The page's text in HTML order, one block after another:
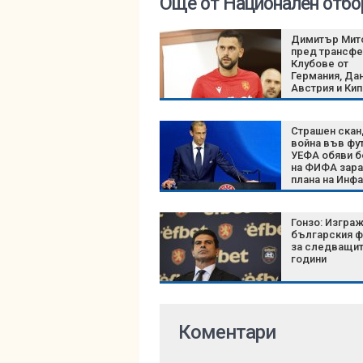
Димитър
пред
Клубове от
Германия,
Австрия и
следят
Страшен
война във
УЕФА обяви
на ФИФА
плана на
Гонзо:
българския
за
години
Коментари